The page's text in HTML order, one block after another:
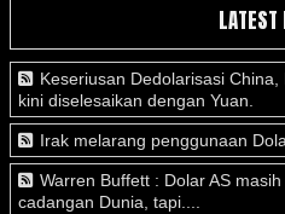
LATEST
Keseriusan Dedolarisasi
kini diselesaikan dengan Yuan.
Irak melarang penggunaan
Warren Buffett : Dolar AS
cadangan Dunia, tapi....